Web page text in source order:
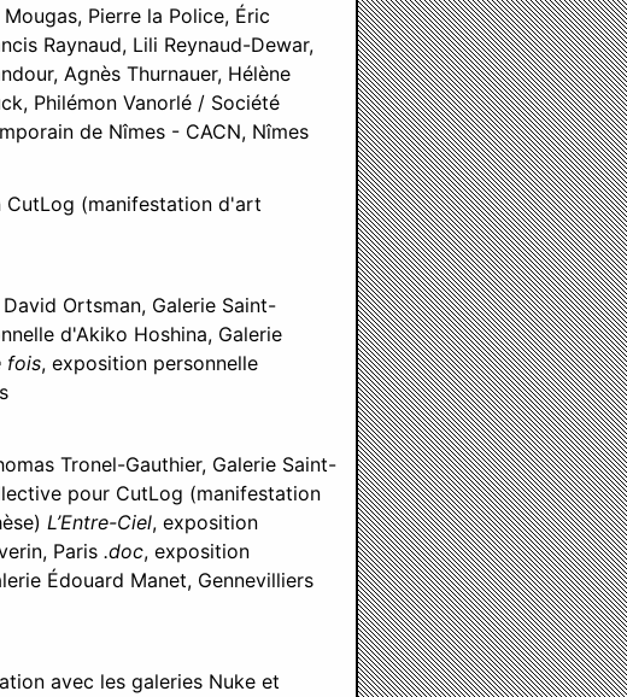
Pierre la Police, Éric
Raynaud, Lili Reynaud-Dewar,
Agnès Thurnauer, Hélène
Philémon Vanorlé / Société
de Nîmes - CACN, Nîmes
CutLog (manifestation d'art
Ortsman, Galerie Saint-
d'Akiko Hoshina, Galerie
fois, exposition personnelle
Tronel-Gauthier, Galerie Saint-
pour CutLog (manifestation
L’Entre-Ciel, exposition
Paris .doc, exposition
Édouard Manet, Gennevilliers
avec les galeries Nuke et